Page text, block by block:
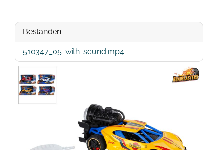
Bestanden
510347_05-with-sound.mp4